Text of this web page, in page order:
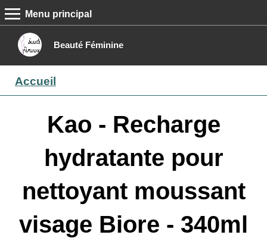
Beauté Féminine
MENU PRINCIPAL
Menu principal
Boutique
Contact
Accueil
Kao - Recharge
hydratante pour
nettoyant moussant
visage Biore - 340ml